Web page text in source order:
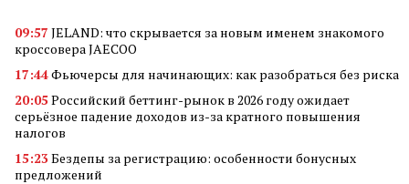
09:57 JELAND: что скрывается за новым именем знакомого
кроссовера JAECOO
17:44Фьючерсы для начинающих: как разобраться без риска
20:05Российский беттинг-рынок в 2026 году ожидает
серьёзное падение доходов из-за кратного повышения
налогов
15:23Бездепы за регистрацию: особенности бонусных
предложений